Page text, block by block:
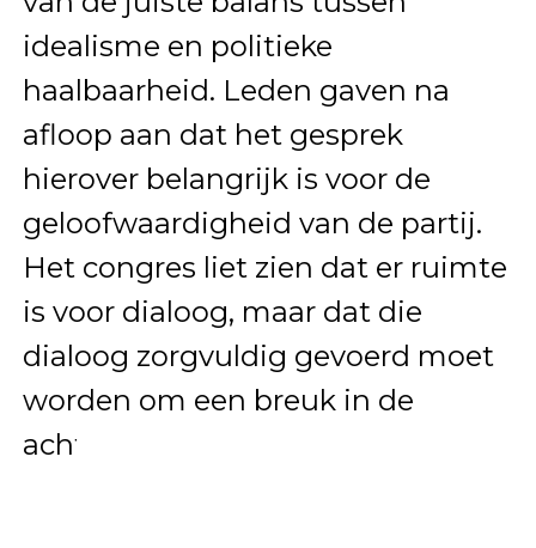
idealisme en politieke
haalbaarheid. Leden gaven na
afloop aan dat het gesprek
hierover belangrijk is voor de
geloofwaardigheid van de partij.
Het congres liet zien dat er ruimte
is voor dialoog, maar dat die
dialoog zorgvuldig gevoerd moet
worden om een breuk in de
achterban te voorkomen.